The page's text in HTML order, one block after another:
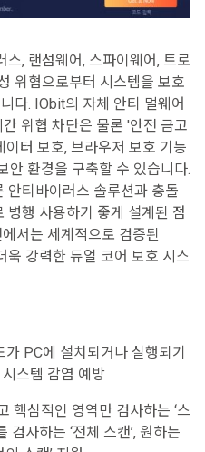
, 랜섬웨어, 스파이웨어, 트로
위협으로부터 시스템을 보호
다. IObit의 자체 안티 멀웨어
위협 차단은 물론 '안전 금고
터 보호, 브라우저 보호 기능
안 환경을 구축할 수 있습니다.
안티바이러스 솔루션과 충돌
병행 사용하기 좋게 설계된 점
서는 세계적으로 검증된
강력한 듀얼 코어 보호 시스
가 PC에 설치되거나 실행되기
스템 감염 예방
핵심적인 영역만 검사하는 ‘스
검사하는 ‘전체 스캔’, 원하는